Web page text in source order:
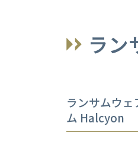
ラン
ランサムウ
ム Halcyon